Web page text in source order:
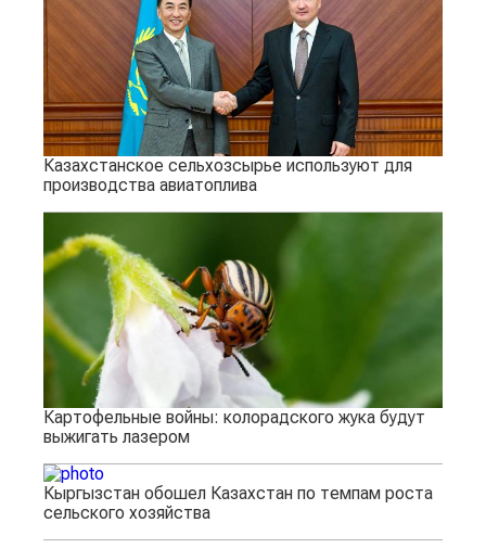
Казахстанское сельхозсырье используют для
производства авиатоплива
Картофельные войны: колорадского жука будут
выжигать лазером
Кыргызстан обошел Казахстан по темпам роста
сельского хозяйства